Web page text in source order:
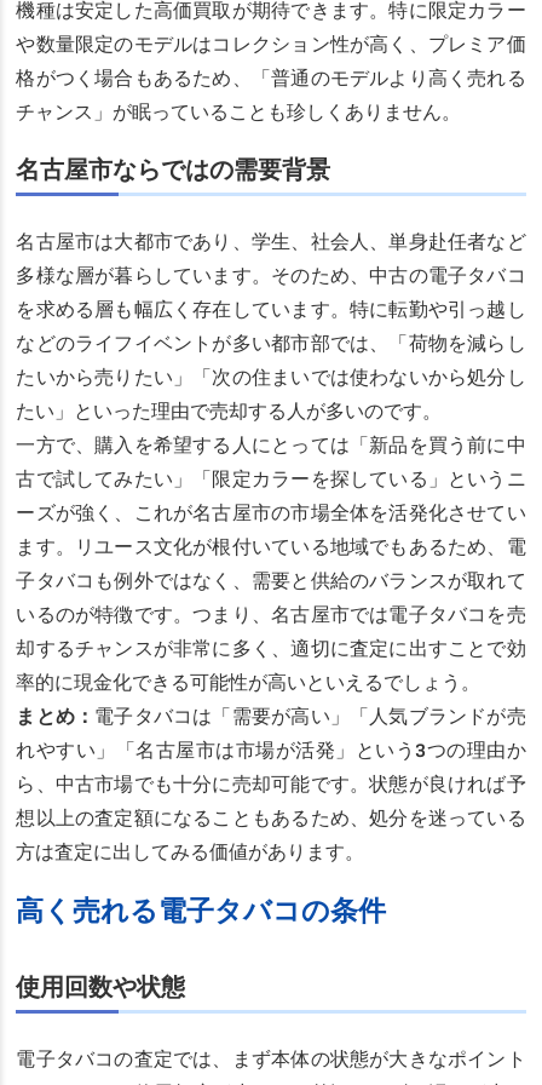
機種は安定した高価買取が期待できます。特に限定カラー
や数量限定のモデルはコレクション性が高く、プレミア価
格がつく場合もあるため、「普通のモデルより高く売れる
チャンス」が眠っていることも珍しくありません。
名古屋市ならではの需要背景
名古屋市は大都市であり、学生、社会人、単身赴任者など
多様な層が暮らしています。そのため、中古の電子タバコ
を求める層も幅広く存在しています。特に転勤や引っ越し
などのライフイベントが多い都市部では、「荷物を減らし
たいから売りたい」「次の住まいでは使わないから処分し
たい」といった理由で売却する人が多いのです。
一方で、購入を希望する人にとっては「新品を買う前に中
古で試してみたい」「限定カラーを探している」というニ
ーズが強く、これが名古屋市の市場全体を活発化させてい
ます。リユース文化が根付いている地域でもあるため、電
子タバコも例外ではなく、需要と供給のバランスが取れて
いるのが特徴です。つまり、名古屋市では電子タバコを売
却するチャンスが非常に多く、適切に査定に出すことで効
率的に現金化できる可能性が高いといえるでしょう。
まとめ： 電子タバコは「需要が高い」「人気ブランドが売
れやすい」「名古屋市は市場が活発」という3つの理由か
ら、中古市場でも十分に売却可能です。状態が良ければ予
想以上の査定額になることもあるため、処分を迷っている
方は査定に出してみる価値があります。
高く売れる電子タバコの条件
使用回数や状態
電子タバコの査定では、まず本体の状態が大きなポイント